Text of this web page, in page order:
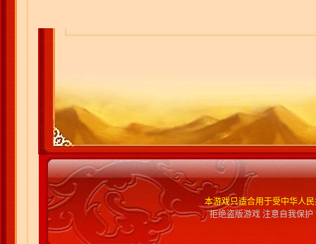
本游戏只适合用于受中华人
拒绝盗版游戏 注意自我保